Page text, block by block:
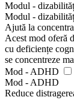
Modul -
Modul -
Ajută la
Acest mod oferă
cu deficiențe
se concentreze
Mod - ADHD
Mod - ADHD
Reduce